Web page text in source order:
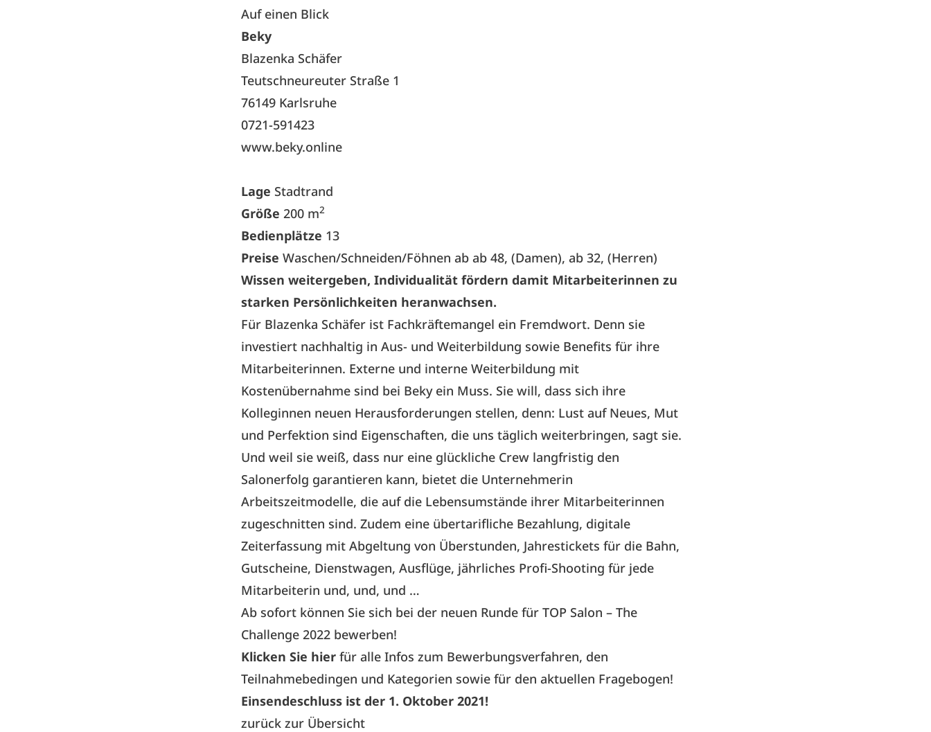
Auf einen Blick
Beky
Blazenka Schäfer
Teutschneureuter Straße 1
76149 Karlsruhe
0721-591423
www.beky.online
Lage Stadtrand
Größe 200 m2
Bedienplätze 13
Preise Waschen/Schneiden/Föhnen ab ab 48, (Damen), ab 32, (Herren)
Wissen weitergeben, Individualität fördern damit Mitarbeiterinnen zu
starken Persönlichkeiten heranwachsen.
Für Blazenka Schäfer ist Fachkräftemangel ein Fremdwort. Denn sie
investiert nachhaltig in Aus- und Weiterbildung sowie Benefits für ihre
Mitarbeiterinnen. Externe und interne Weiterbildung mit
Kostenübernahme sind bei Beky ein Muss. Sie will, dass sich ihre
Kolleginnen neuen Herausforderungen stellen, denn: Lust auf Neues, Mut
und Perfektion sind Eigenschaften, die uns täglich weiterbringen, sagt sie.
Und weil sie weiß, dass nur eine glückliche Crew langfristig den
Salonerfolg garantieren kann, bietet die Unternehmerin
Arbeitszeitmodelle, die auf die Lebensumstände ihrer Mitarbeiterinnen
zugeschnitten sind. Zudem eine übertarifliche Bezahlung, digitale
Zeiterfassung mit Abgeltung von Überstunden, Jahrestickets für die Bahn,
Gutscheine, Dienstwagen, Ausflüge, jährliches Profi-Shooting für jede
Mitarbeiterin und, und, und …
Ab sofort können Sie sich bei der neuen Runde für TOP Salon – The
Challenge 2022 bewerben!
Klicken Sie hier für alle Infos zum Bewerbungsverfahren, den
Teilnahmebedingen und Kategorien sowie für den aktuellen Fragebogen!
Einsendeschluss ist der 1. Oktober 2021!
zurück zur Übersicht